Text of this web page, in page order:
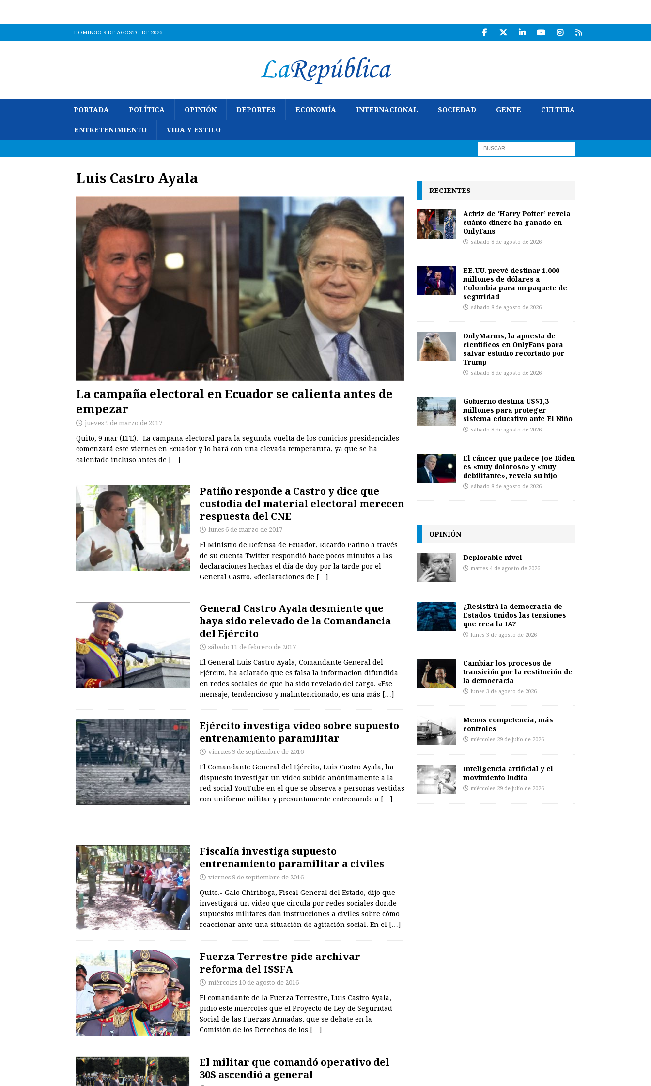
DOMINGO 9 DE AGOSTO DE 2026
PORTADA POLÍTICA OPINIÓN DEPORTES ECONOMÍA INTERNACIONAL SOCIEDAD GENTE CULTURA
ENTRETENIMIENTO VIDA Y ESTILO
Luis Castro Ayala
La campaña electoral en Ecuador se calienta antes de
empezar
jueves 9 de marzo de 2017
Quito, 9 mar (EFE).- La campaña electoral para la segunda vuelta de los comicios presidenciales
comenzará este viernes en Ecuador y lo hará con una elevada temperatura, ya que se ha
calentado incluso antes de […]
Patiño responde a Castro y dice que
custodia del material electoral merecen
respuesta del CNE
lunes 6 de marzo de 2017
El Ministro de Defensa de Ecuador, Ricardo Patiño a través
de su cuenta Twitter respondió hace pocos minutos a las
declaraciones hechas el día de doy por la tarde por el
General Castro, «declaraciones de […]
General Castro Ayala desmiente que
haya sido relevado de la Comandancia
del Ejército
sábado 11 de febrero de 2017
El General Luis Castro Ayala, Comandante General del
Ejército, ha aclarado que es falsa la información difundida
en redes sociales de que ha sido revelado del cargo. «Ese
mensaje, tendencioso y malintencionado, es una más […]
Ejército investiga video sobre supuesto
entrenamiento paramilitar
viernes 9 de septiembre de 2016
El Comandante General del Ejército, Luis Castro Ayala, ha
dispuesto investigar un video subido anónimamente a la
red social YouTube en el que se observa a personas vestidas
con uniforme militar y presuntamente entrenando a […]
Fiscalía investiga supuesto
entrenamiento paramilitar a civiles
viernes 9 de septiembre de 2016
Quito.- Galo Chiriboga, Fiscal General del Estado, dijo que
investigará un video que circula por redes sociales donde
supuestos militares dan instrucciones a civiles sobre cómo
reaccionar ante una situación de agitación social. En el
[…]
Fuerza Terrestre pide archivar
reforma del ISSFA
miércoles 10 de agosto de 2016
El comandante de la Fuerza Terrestre, Luis Castro Ayala,
pidió este miércoles que el Proyecto de Ley de Seguridad
Social de las Fuerzas Armadas, que se debate en la
Comisión de los Derechos de los […]
El militar que comandó operativo del
30S ascendió a general
RECIENTES
Actriz de ‘Harry Potter’ revela
cuánto dinero ha ganado en
OnlyFans
sábado 8 de agosto de 2026
EE.UU. prevé destinar 1.000
millones de dólares a
Colombia para un paquete de
seguridad
sábado 8 de agosto de 2026
OnlyMarms, la apuesta de
científicos en OnlyFans para
salvar estudio recortado por
Trump
sábado 8 de agosto de 2026
Gobierno destina US$1,3
millones para proteger
sistema educativo ante El Niño
sábado 8 de agosto de 2026
El cáncer que padece Joe Biden
es «muy doloroso» y «muy
debilitante», revela su hijo
sábado 8 de agosto de 2026
OPINIÓN
Deplorable nivel
martes 4 de agosto de 2026
¿Resistirá la democracia de
Estados Unidos las tensiones
que crea la IA?
lunes 3 de agosto de 2026
Cambiar los procesos de
transición por la restitución de
la democracia
lunes 3 de agosto de 2026
Menos competencia, más
controles
miércoles 29 de julio de 2026
Inteligencia artificial y el
movimiento ludita
miércoles 29 de julio de 2026